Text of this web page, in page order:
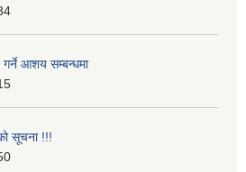
गर्ने आशय सम्बन्धमा
सूचना !!!